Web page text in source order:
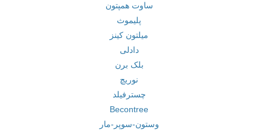
ساوت همپتون
پلیموث
میلتون کینز
دادلی
بلک برن
نوریچ
چسترفیلد
Becontree
وستون-سوپر-مار